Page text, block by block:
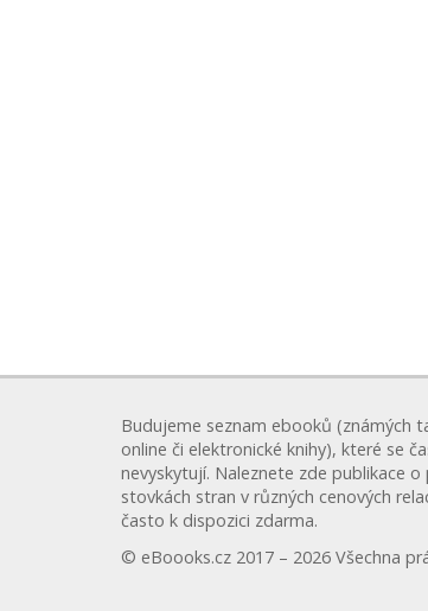
Budujeme seznam ebooků (známých
online či elektronické knihy), které se
nevyskytují. Naleznete zde publikace
stovkách stran v různých cenových
často k dispozici zdarma.
© eBoooks.cz 2017 – 2026 Všechna